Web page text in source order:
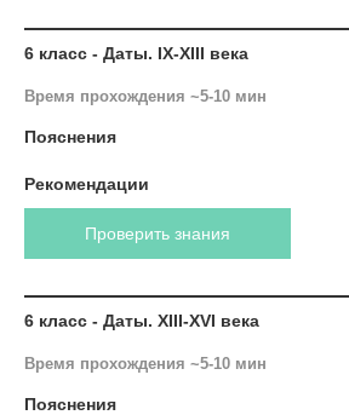
6 класс - Даты. IX-XIII века
Время прохождения ~5-10 мин
Пояснения
Рекомендации
Проверить знания
6 класс - Даты. XIII-XVI века
Время прохождения ~5-10 мин
Пояснения